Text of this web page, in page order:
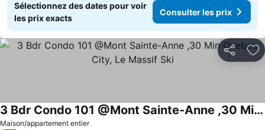
Sélectionnez des dates pour voir
les prix exacts
Consulter les prix
Partager
Maison/appartement entier
3 Bdr Condo 101 @Mont Sainte-Anne ,30 Min Quebec City, Le Massif Ski